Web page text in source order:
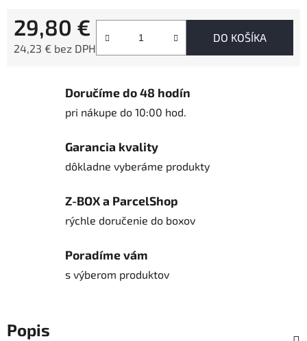
29,80 €
24,23 € bez DPH
DO KOŠÍKA
Doručíme do 48 hodín
pri nákupe do 10:00 hod.
Garancia kvality
dôkladne vyberáme produkty
Z-BOX a ParcelShop
rýchle doručenie do boxov
Poradíme vám
s výberom produktov
Popis